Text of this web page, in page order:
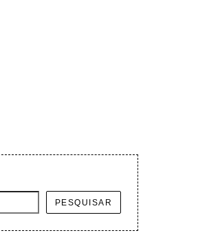
PESQUISAR